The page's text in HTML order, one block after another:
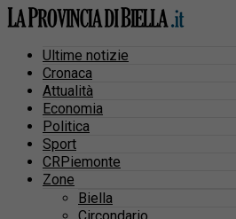
Ultime notizie
Cronaca
Attualità
Economia
Politica
Sport
CRPiemonte
Zone
Biella